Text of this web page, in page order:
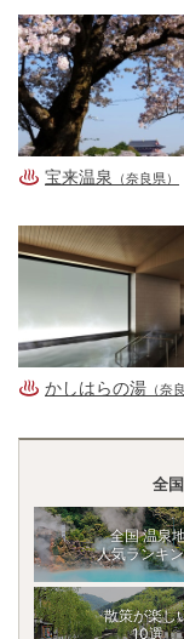
宝来温泉 （奈良県）
かしはらの湯 （奈
全
全国 温泉
人気ランキ
散策が楽し
10選